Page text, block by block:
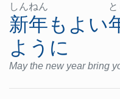
しんねん
新年も よい
ように
May the new year bring